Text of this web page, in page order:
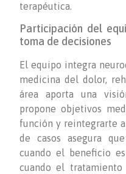
terapéutica.
Participación del
toma de decisiones
El equipo integra
medicina del dolor,
área aporta una
propone objetivos
función y reintegrarte
de casos asegura
cuando el beneficio
cuando el tratamiento